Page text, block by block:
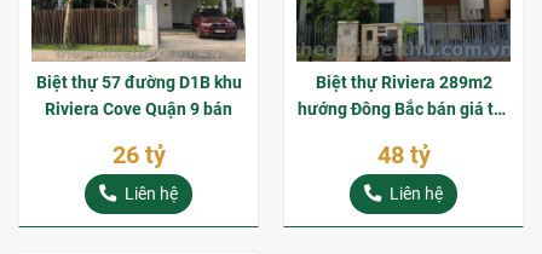
Biệt thự 57 đường D1B khu
Riviera Cove Quận 9 bán
26 tỷ
Liên hệ
Biệt thự Riviera 289m2
hướng Đông Bắc bán giá tốt
48 tỷ
Liên hệ